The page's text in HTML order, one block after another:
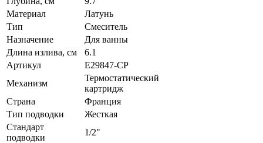
Материал
Латунь
Тип
Смеситель
Назначение
Для ванны
Длина излива, см
6.1
Артикул
E29847-CP
Механизм
Термостатический
картридж
Страна
Франция
Тип подводки
Жесткая
Стандарт
подводки
1/2"